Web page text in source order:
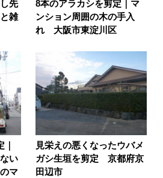
先
雑
8本のアラカシを剪定｜マ
ンション周囲の木の手入
れ 大阪市東淀川区
い
マ
見栄えの悪くなったウバメ
ガシ生垣を剪定 京都府京
田辺市